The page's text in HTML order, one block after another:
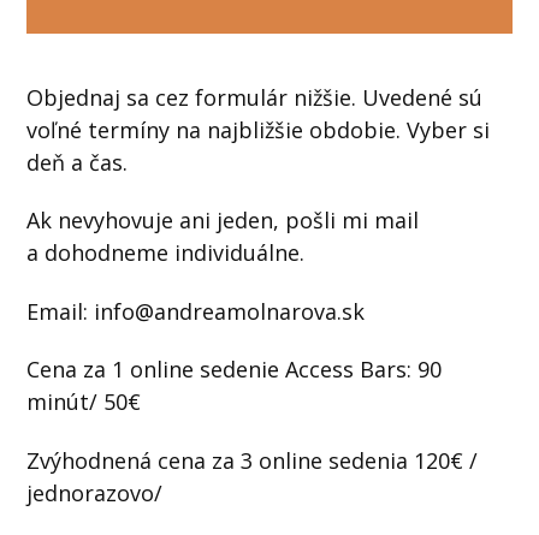
Objednaj sa cez formulár nižšie. Uvedené sú
voľné termíny na najbližšie obdobie. Vyber si
deň a čas.
Ak nevyhovuje ani jeden, pošli mi mail
a dohodneme individuálne.
Email: info@andreamolnarova.sk
Cena za 1 online sedenie Access Bars: 90
minút/ 50€
Zvýhodnená cena za 3 online sedenia 120€ /
jednorazovo/